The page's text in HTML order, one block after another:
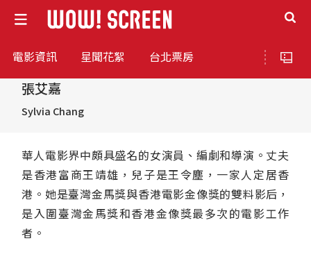
電影資訊 星聞花絮 台北票房
張艾嘉
Sylvia Chang
華人電影界中頗具盛名的女演員、編劇和導演。丈夫
是香港富商王靖雄，兒子是王令塵，一家人定居香
港。她是臺灣金馬獎與香港電影金像獎的雙料影后，
是入圍臺灣金馬獎和香港金像獎最多次的電影工作
者。